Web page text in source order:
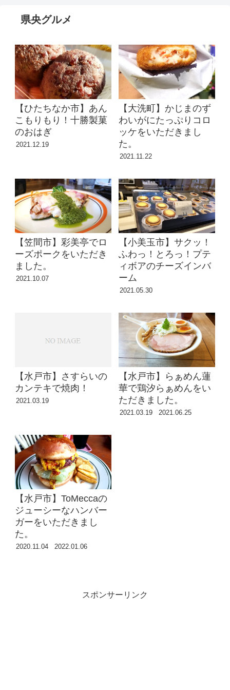
県央グルメ
【ひたちなか市】あん
こもりもり！十勝製菓
のおはぎ
2021.12.19
【大洗町】かじまのず
わいがにたっぷりコロ
ッケをいただきまし
た。
2021.11.22
【笠間市】彩美亭でロ
ーズポークをいただき
ました。
2021.10.07
【小美玉市】サクッ！
ふわっ！とろっ！プテ
ィボアのチーズインバ
ーム
2021.05.30
【水戸市】さすらいの
カンテキで焼肉！
2021.03.19
【水戸市】らぁめん蓮
華で鶏汐らぁめんをい
ただきました。
2021.03.19 2021.06.25
【水戸市】ToMeccaの
ジューシーなハンバー
ガーをいただきまし
た。
2020.11.04 2022.01.06
スポンサーリンク